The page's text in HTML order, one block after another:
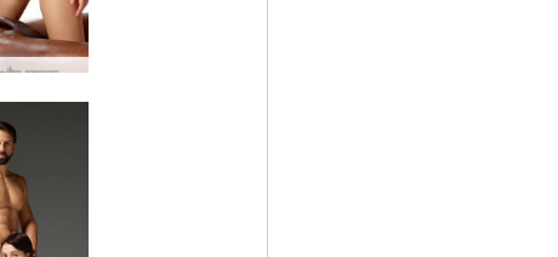
एरियल और माइक काले सफेद प्यार